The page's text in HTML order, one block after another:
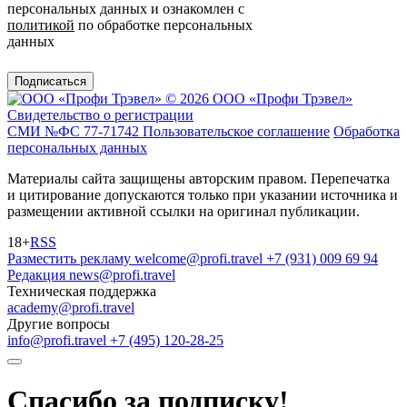
персональных данных и ознакомлен с
политикой по обработке персональных
данных
Подписаться
© 2026 ООО «Профи Трэвeл»
Свидетельство о регистрации
СМИ №ФС 77-71742 Пользовательское соглашение Обработка
персональных данных
Материалы сайта защищены авторским правом. Перепечатка
и цитирование допускаются только при указании источника и
размещении активной ссылки на оригинал публикации.
18+RSS
Разместить рекламу welcome@profi.travel +7 (931) 009 69 94
Редакция news@profi.travel
Техническая поддержка
academy@profi.travel
Другие вопросы
info@profi.travel +7 (495) 120-28-25